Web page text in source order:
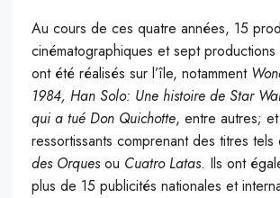
Au cours de ces quatre années, 15
cinématographiques et sept productions
ont été réalisés sur l’île, notamment
1984, Han Solo: Une histoire de Star
qui a tué Don Quichotte, entre autres;
ressortissants comprenant des titres tels
des Orquesou Cuatro Latas. Ils ont
plus de 15 publicités nationales et